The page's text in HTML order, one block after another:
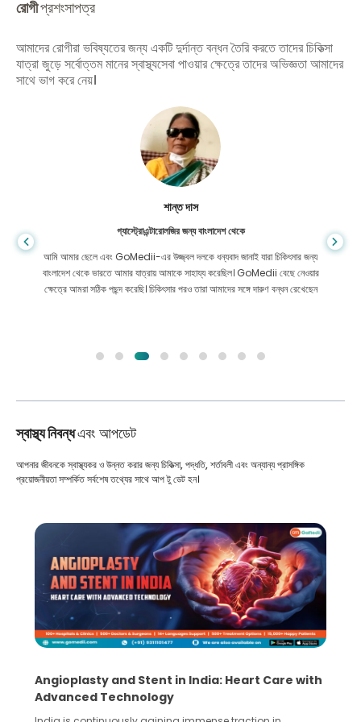
রোগীপ্রশংসাপত্র
আমাদের রোগীরা ভবিষ্যতের জন্য একটি দুর্দান্ত বন্ধন তৈরি করতে তাদের চিকিত্সা
যাত্রা জুড়ে সর্বোত্তম মানের স্বাস্থ্যসেবা পাওয়ার ক্ষেত্রে তাদের অভিজ্ঞতা আমাদের
সাথে ভাগ করে নেয়।
শান্ত দাস
গ্যাস্ট্রোএন্টারোলজির জন্য বাংলাদেশ থেকে
আমি আমার ছেলে এবং GoMedii-এর উজ্জ্বল দলকে ধন্যবাদ জানাই যারা চিকিৎসার জন্য
বাংলাদেশ থেকে ভারতে আমার যাত্রায় আমাকে সাহায্য করেছিল। GoMedii বেছে নেওয়ার
ক্ষেত্রে আমরা সঠিক পছন্দ করেছি। চিকিৎসার পরও তারা আমাদের সঙ্গে দারুণ বন্ধন রেখেছেন
স্বাস্থ্য নিবন্ধএবং আপডেট
আপনার জীবনকে স্বাস্থ্যকর ও উন্নত করার জন্য চিকিত্সা, পদ্ধতি, শর্তাবলী এবং অন্যান্য প্রাসঙ্গিক
প্রয়োজনীয়তা সম্পর্কিত সর্বশেষ তথ্যের সাথে আপ টু ডেট হন।
Angioplasty and Stent in India: Heart Care with
Advanced Technology